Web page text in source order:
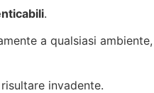
.
a qualsiasi ambiente,
invadente.